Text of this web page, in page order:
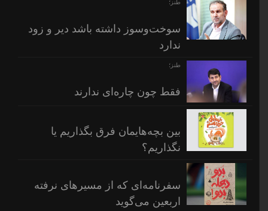
طنز؛
سوخت‌وسوز داشته باشد دیر و زود
ندارد
طنز؛
فقط چون چاره‌ای ندارند
بین بچه‌هایمان فرق بگذاریم یا
نگذاریم؟
سفرنامه‌ای که از مسیرهای نرفته
اربعین می‌گوید